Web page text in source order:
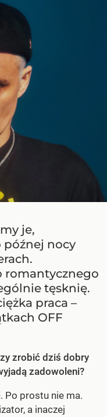
je,
nocy
romantycznego
tęsknię.
praca –
OFF
zrobić dziś dobry
zadowoleni?
Po prostu nie ma.
a inaczej